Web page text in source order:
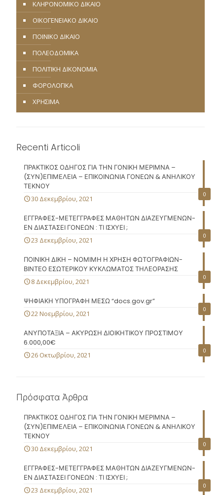
ΚΛΗΡΟΝΟΜΙΚΟ ΔΙΚΑΙΟ
ΟΙΚΟΓΕΝΕΙΑΚΟ ΔΙΚΑΙΟ
ΠΟΙΝΙΚΟ ΔΙΚΑΙΟ
ΠΟΛΕΟΔΟΜΙΚΑ
ΠΟΛΙΤΙΚΗ ΔΙΚΟΝΟΜΙΑ
ΦΟΡΟΛΟΓΙΚΑ
ΧΡΗΣΙΜΑ
Recenti Articoli
0
ΠΡΑΚΤΙΚΟΣ ΟΔΗΓΟΣ ΓΙΑ ΤΗΝ ΓΟΝΙΚΗ ΜΕΡΙΜΝΑ –
(ΣΥΝ)ΕΠΙΜΕΛΕΙΑ – ΕΠΙΚΟΙΝΩΝΙΑ ΓΟΝΕΩΝ & ΑΝΗΛΙΚΟΥ
ΤΕΚΝΟΥ
30 Δεκεμβρίου, 2021
0
ΕΓΓΡΑΦΕΣ-ΜΕΤΕΓΓΡΑΦΕΣ ΜΑΘΗΤΩΝ ΔΙΑΖΕΥΓΜΕΝΩΝ-
ΕΝ ΔΙΑΣΤΑΣΕΙ ΓΟΝΕΩΝ : ΤΙ ΙΣΧΥΕΙ ;
23 Δεκεμβρίου, 2021
0
ΠΟΙΝΙΚΗ ΔΙΚΗ – ΝΟΜΙΜΗ Η ΧΡΗΣΗ ΦΩΤΟΓΡΑΦΙΩΝ-
ΒΙΝΤΕΟ ΕΣΩΤΕΡΙΚΟΥ ΚΥΚΛΩΜΑΤΟΣ ΤΗΛΕΟΡΑΣΗΣ
8 Δεκεμβρίου, 2021
0
ΨΗΦΙΑΚΗ ΥΠΟΓΡΑΦΗ ΜΕΣΩ “docs.gov.gr”
22 Νοεμβρίου, 2021
0
ΑΝΥΠΟΤΑΞΙΑ – ΑΚΥΡΩΣΗ ΔΙΟΙΚΗΤΙΚΟΥ ΠΡΟΣΤΙΜΟΥ
6.000,00€
26 Οκτωβρίου, 2021
Πρόσφατα Άρθρα
0
ΠΡΑΚΤΙΚΟΣ ΟΔΗΓΟΣ ΓΙΑ ΤΗΝ ΓΟΝΙΚΗ ΜΕΡΙΜΝΑ –
(ΣΥΝ)ΕΠΙΜΕΛΕΙΑ – ΕΠΙΚΟΙΝΩΝΙΑ ΓΟΝΕΩΝ & ΑΝΗΛΙΚΟΥ
ΤΕΚΝΟΥ
30 Δεκεμβρίου, 2021
0
ΕΓΓΡΑΦΕΣ-ΜΕΤΕΓΓΡΑΦΕΣ ΜΑΘΗΤΩΝ ΔΙΑΖΕΥΓΜΕΝΩΝ-
ΕΝ ΔΙΑΣΤΑΣΕΙ ΓΟΝΕΩΝ : ΤΙ ΙΣΧΥΕΙ ;
23 Δεκεμβρίου, 2021